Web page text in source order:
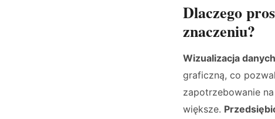
Dlaczego
znaczeniu?
Wizualizacja danych
graficzną, co
zapotrzebowanie
większe.